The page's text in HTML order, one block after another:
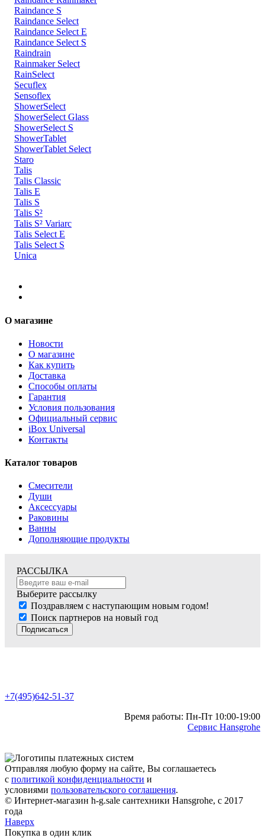
Raindance S
Raindance Select
Raindance Select E
Raindance Select S
Raindrain
Rainmaker Select
RainSelect
Secuflex
Sensoflex
ShowerSelect
ShowerSelect Glass
ShowerSelect S
ShowerTablet
ShowerTablet Select
Staro
Talis
Talis Classic
Talis E
Talis S
Talis S²
Talis S² Variarc
Talis Select E
Talis Select S
Unica
О магазине
Новости
О магазине
Как купить
Доставка
Способы оплаты
Гарантия
Условия пользования
Официальный сервис
iBox Universal
Контакты
Каталог товаров
Смесители
Души
Аксессуары
Раковины
Ванны
Дополняющие продукты
РАССЫЛКА
Выберите рассылку
Поздравляем с наступающим новым годом!
Поиск партнеров на новый год
Подписаться
+7(495)642-51-37
Время работы: Пн-Пт 10:00-19:00
Сервис Hansgrohe
Отправляя любую форму на сайте, Вы соглашаетесь
с политикой конфиденциальности и
условиями пользовательского соглашения.
© Интернет-магазин h-g.sale сантехники Hansgrohe, с 2017
года
Наверх
Покупка в один клик